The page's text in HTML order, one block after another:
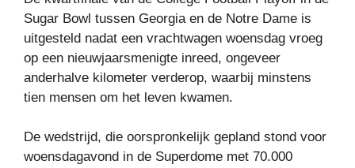
Sugar Bowl tussen Georgia en de Notre Dame is
uitgesteld nadat een vrachtwagen woensdag vroeg
op een nieuwjaarsmenigte inreed, ongeveer
anderhalve kilometer verderop, waarbij minstens
tien mensen om het leven kwamen.
De wedstrijd, die oorspronkelijk gepland stond voor
woensdagavond in de Superdome met 70.000